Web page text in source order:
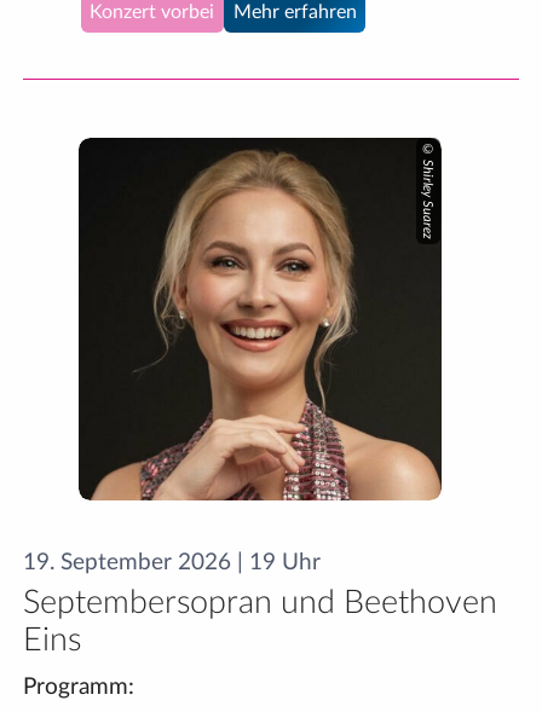
Konzert vorbei Mehr erfahren
© Shirley Suarez
19. September 2026 | 19 Uhr
Septembersopran und Beethoven
Eins
Programm: